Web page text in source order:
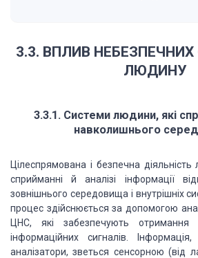
3.3. ВПЛИВ
ЛЮДИНУ
3.3.1. Системи людини, які
навколишнього
Цілеспрямована і безпечна
сприйманні й аналізі інформації
зовнішнього середовища і внутрішніх
процес здійснюється за допомогою
ЦНС, які забезпечують отримання
інформаційних сигналів.
аналізатори, зветься сенсорною (від